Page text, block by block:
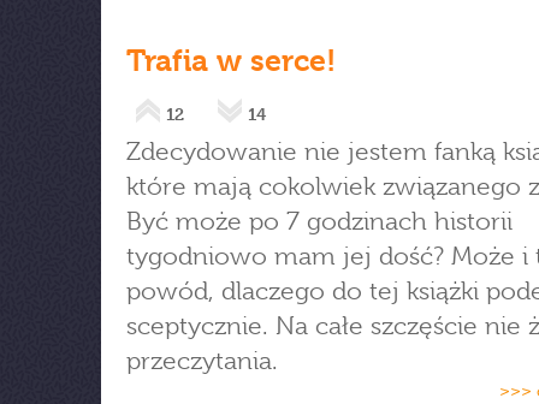
Trafia w serce!
12 14
Zdecydowanie nie jestem fanką
które mają cokolwiek związanego
Być może po 7 godzinach historii
tygodniowo mam jej dość? Może i
powód, dlaczego do tej książki
sceptycznie. Na całe szczęście nie
przeczytania.
>>>